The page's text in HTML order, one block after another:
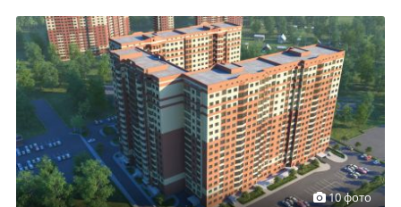
10 фото